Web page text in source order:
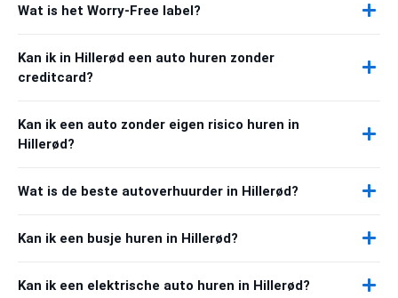
Wat is het Worry-Free label?
Kan ik in Hillerød een auto huren zonder
creditcard?
Kan ik een auto zonder eigen risico huren in
Hillerød?
Wat is de beste autoverhuurder in Hillerød?
Kan ik een busje huren in Hillerød?
Kan ik een elektrische auto huren in Hillerød?